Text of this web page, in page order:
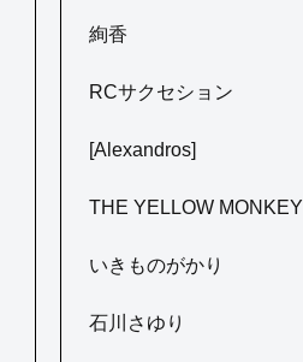
絢香
RCサクセション
[Alexandros]
THE YELLOW MONKEY
いきものがかり
石川さゆり